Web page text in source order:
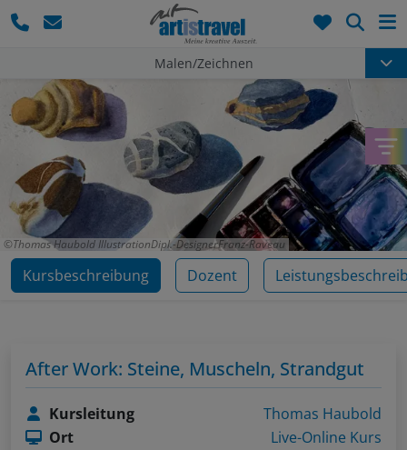
Malen/Zeichnen
Thomas Haubold IllustrationDipl.-DesignerFranz-Raveau
Kursbeschreibung Dozent
After Work: Steine, Muscheln, Strandgut
Kursleitung
Thomas Haubold
Ort
Live-Online Kurs